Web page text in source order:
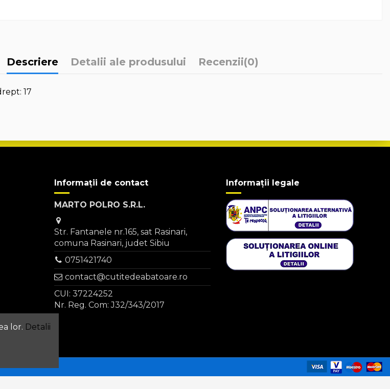
Descriere Detalii ale produsului Recenzii(0)
17
Informații de contact
MARTO POLRO S.R.L.
Str. Fantanele nr.165, sat Rasinari,
comuna Rasinari, judet Sibiu
0751421740
contact@cutitedeabatoare.ro
CUI: 37224252
Nr. Reg. Com: J32/343/2017
Informații legale
lor. Detalii